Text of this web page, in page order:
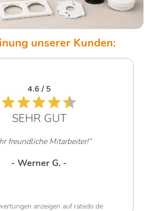
4.6 / 5
SEHR GUT
freundliche Mitarbeiter!“
- Werner G. -
anzeigen auf ratedo.de